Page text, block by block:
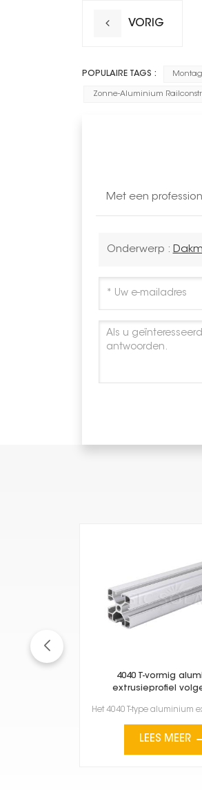
VORIG
POPULAIRE TAGS :
Zonne-Aluminium
Met een
Onderwerp :
4040 T-vormig
extrusieprofiel
LEES MEER